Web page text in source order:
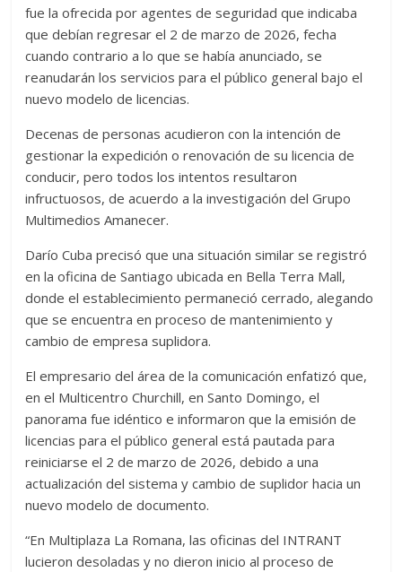
fue la ofrecida por agentes de seguridad que indicaba
que debían regresar el 2 de marzo de 2026, fecha
cuando contrario a lo que se había anunciado, se
reanudarán los servicios para el público general bajo el
nuevo modelo de licencias.
Decenas de personas acudieron con la intención de
gestionar la expedición o renovación de su licencia de
conducir, pero todos los intentos resultaron
infructuosos, de acuerdo a la investigación del Grupo
Multimedios Amanecer.
Darío Cuba precisó que una situación similar se registró
en la oficina de Santiago ubicada en Bella Terra Mall,
donde el establecimiento permaneció cerrado, alegando
que se encuentra en proceso de mantenimiento y
cambio de empresa suplidora.
El empresario del área de la comunicación enfatizó que,
en el Multicentro Churchill, en Santo Domingo, el
panorama fue idéntico e informaron que la emisión de
licencias para el público general está pautada para
reiniciarse el 2 de marzo de 2026, debido a una
actualización del sistema y cambio de suplidor hacia un
nuevo modelo de documento.
“En Multiplaza La Romana, las oficinas del INTRANT
lucieron desoladas y no dieron inicio al proceso de